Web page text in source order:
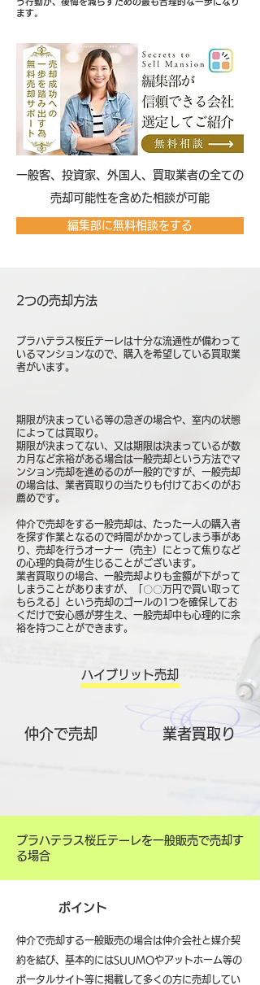
う行動が、後悔を減らすための最も合理的な一歩になり
ます。
​一般客、投資家、外国人、買取業者の全ての
売却可能性を含めた相談が可能
編集部に無料相談をする
2つの売却方法
プラハテラス桜丘テーレは十分な流通性が備わって
いるマンションなので、購入を希望している買取業
者がいます。
期限が決まっている等の急ぎの場合や、室内の状態
によっては買取り。
期限が決まってない、又は期限は決まっているが数
カ月など余裕がある場合は一般売却という方法でマ
ンション売却を進めるのが一般的ですが、一般売却
の場合は、業者買取りの当たりも付けておくのがお
薦めです。
仲介で売却をする一般売却は、たった一人の購入者
を探す作業となるので時間がかかってしまう事があ
り、売却を行うオーナー（売主）にとって焦りなど
の心理的負荷が生じることがございます。
業者買取りの場合、一般売却よりも金額が下がって
しまうことがありますが、「〇〇万円で買い取って
もらえる」という売却のゴールの1つを確保してお
くだけで安心感が芽生え、一般売却中も心理的に余
裕を持つことができます。
ハイブリット売却
仲介で売却 ​業者買取り
プラハテラス桜丘テーレを一般販売で売却す
る場合
ポイント
仲介で売却する一般販売の場合は仲介会社と媒介契
約を結び、基本的にはSUUMOやアットホーム等の
ポータルサイト等に掲載して多くの方に売却してい